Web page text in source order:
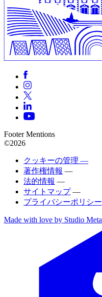
Footer Mentions
©2026
クッキーの管理 —
著作権情報 —
法的情報 —
サイトマップ —
プライバシーポリシー
Made with love by Studio Meta